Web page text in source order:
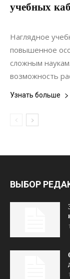
учебных
17.07.2021
Наглядное
повышенное
сложным
возможность
Узнать больше
ВЫБОР